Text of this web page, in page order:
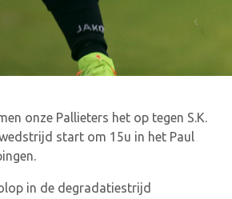
onze Pallieters het op tegen S.K.
wedstrijd start om 15u in het Paul
in de degradatiestrijd